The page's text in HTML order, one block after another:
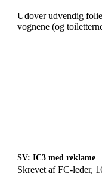
Udover udvendig
vognene (og
SV: IC3 med reklame
Skrevet af FC-leder,